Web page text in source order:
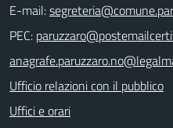
E-mail:
PEC:
Ufficio relazioni con il pubblico
Uffici e orari